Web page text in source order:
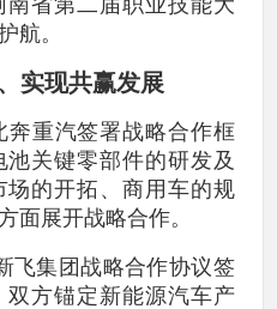
省第二届职业技能大
航。
实现共赢发展
奔重汽签署战略合作框
关键零部件的研发及
的开拓、商用车的规
面展开战略合作。
飞集团战略合作协议签
方锚定新能源汽车产